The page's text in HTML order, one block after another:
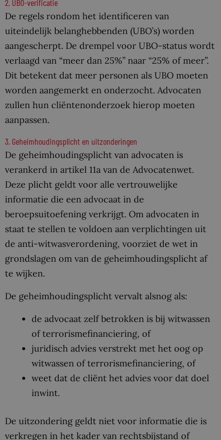
2. UBO-verificatie
De regels rondom het identificeren van
uiteindelijk belanghebbenden (UBO’s) worden
aangescherpt. De drempel voor UBO-status wordt
verlaagd van “meer dan 25%” naar “25% of meer”.
Dit betekent dat meer personen als UBO moeten
worden aangemerkt en onderzocht. Advocaten
zullen hun cliëntenonderzoek hierop moeten
aanpassen.
3. Geheimhoudingsplicht en uitzonderingen
De geheimhoudingsplicht van advocaten is
verankerd in artikel 11a van de Advocatenwet.
Deze plicht geldt voor alle vertrouwelijke
informatie die een advocaat in de
beroepsuitoefening verkrijgt. Om advocaten in
staat te stellen te voldoen aan verplichtingen uit
de anti-witwasverordening, voorziet de wet in
grondslagen om van de geheimhoudingsplicht af
te wijken.
De geheimhoudingsplicht vervalt alsnog als:
de advocaat zelf betrokken is bij witwassen
of terrorismefinanciering, of
juridisch advies verstrekt met het oog op
witwassen of terrorismefinanciering, of
weet dat de cliënt het advies voor dat doel
inwint.
De uitzondering geldt niet voor informatie die is
verkregen in het kader van rechtsbijstand of